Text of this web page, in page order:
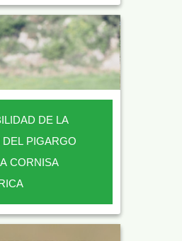
DE LA
PIGARGO
CORNISA